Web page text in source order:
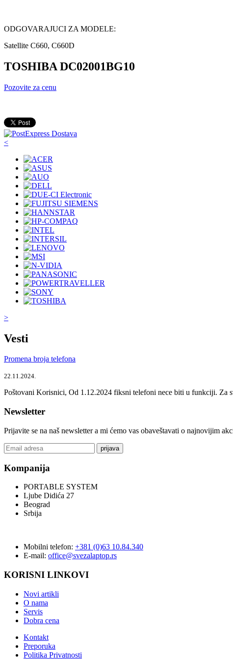
ODGOVARAJUCI ZA MODELE:
Satellite C660, C660D
TOSHIBA DC02001BG10
Pozovite za cenu
<
>
Vesti
Promena broja telefona
22.11.2024.
Poštovani Korisnici, Od 1.12.2024 fiksni telefoni nece biti u funkciji. Za
Newsletter
Prijavite se na naš newsletter a mi ćemo vas obaveštavati o najnovijim
prijava
Kompanija
PORTABLE SYSTEM
Ljube Didića 27
Beograd
Srbija
Mobilni telefon: +381 (0)63 10.84.340
E-mail: office@svezalaptop.rs
KORISNI LINKOVI
Novi artikli
O nama
Servis
Dobra cena
Kontakt
Preporuka
Politika Privatnosti